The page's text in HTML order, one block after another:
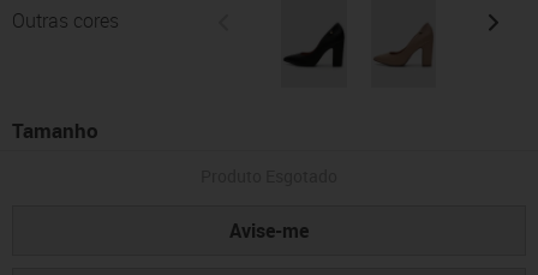
Outras cores
Tamanho
Avise-me